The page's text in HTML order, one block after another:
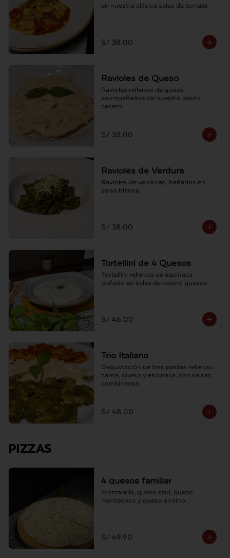
en nuestra clásica salsa de tomate.
S/ 38.00
Ravioles de Queso
Ravioles rellenos de queso
acompañados de nuestro pesto
casero.
S/ 38.00
Ravioles de Verdura
Ravioles de verduras, bañados en
salsa blanca.
S/ 38.00
Tortellini de 4 Quesos
Tortellini rellenos de espinaca
bañado en salsa de cuatro quesos.
S/ 46.00
Trio Italiano
Degustación de tres pastas rellenas:
carne, queso y espinaca, con salsas
combinadas.
S/ 48.00
PIZZAS
4 quesos familiar
Mozzarella, queso azul, queso
mantecoso y queso andino.
S/ 49.90